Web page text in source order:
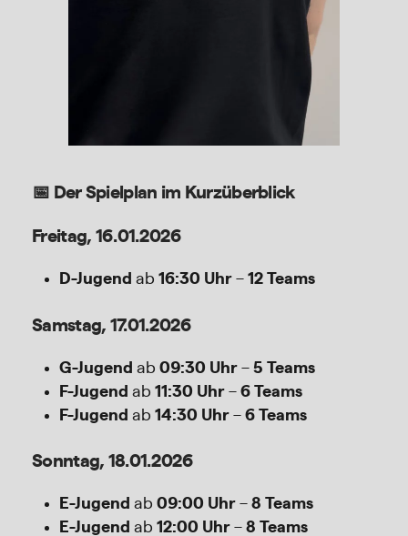
📅 Der Spielplan im Kurzüberblick
Freitag, 16.01.2026
D-Jugend ab 16:30 Uhr– 12 Teams
Samstag, 17.01.2026
G-Jugend ab 09:30 Uhr– 5 Teams
F-Jugend ab 11:30 Uhr– 6 Teams
F-Jugend ab 14:30 Uhr– 6 Teams
Sonntag, 18.01.2026
E-Jugend ab 09:00 Uhr– 8 Teams
E-Jugend ab 12:00 Uhr– 8 Teams